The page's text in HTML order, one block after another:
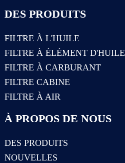
DES PRODUITS
FILTRE À L'HUILE
FILTRE À ÉLÉMENT D'HUILE
FILTRE À CARBURANT
FILTRE CABINE
FILTRE À AIR
À PROPOS DE NOUS
DES PRODUITS
NOUVELLES